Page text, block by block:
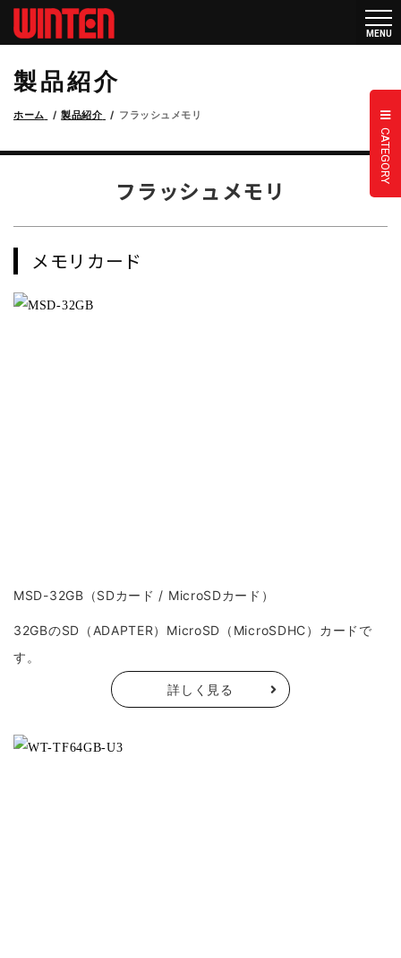
製品紹介
ホーム 製品紹介 フラッシュメモリ
CATEGORY
フラッシュメモリ
メモリカード
MSD-32GB（SDカード / MicroSDカード）
32GBのSD（ADAPTER）MicroSD（MicroSDHC）カードで
す。
詳しく見る
メニ
MENU